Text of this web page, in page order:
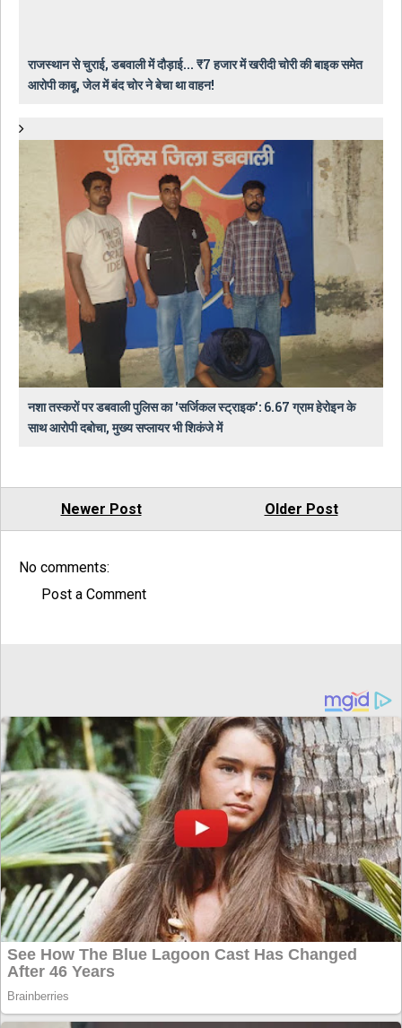
राजस्थान से चुराई, डबवाली में दौड़ाई... ₹7 हजार में खरीदी चोरी की बाइक समेत
आरोपी काबू, जेल में बंद चोर ने बेचा था वाहन!
नशा तस्करों पर डबवाली पुलिस का 'सर्जिकल स्ट्राइक': 6.67 ग्राम हेरोइन के
साथ आरोपी दबोचा, मुख्य सप्लायर भी शिकंजे में
Newer Post Older Post
No comments:
Post a Comment